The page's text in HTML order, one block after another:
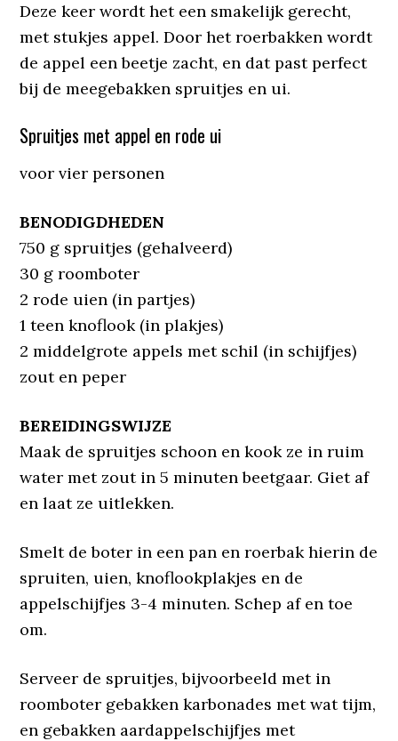
Deze keer wordt het een smakelijk gerecht,
met stukjes appel. Door het roerbakken wordt
de appel een beetje zacht, en dat past perfect
bij de meegebakken spruitjes en ui.
Spruitjes met appel en rode ui
voor vier personen
BENODIGDHEDEN
750 g spruitjes (gehalveerd)
30 g roomboter
2 rode uien (in partjes)
1 teen knoflook (in plakjes)
2 middelgrote appels met schil (in schijfjes)
zout en peper
BEREIDINGSWIJZE
Maak de spruitjes schoon en kook ze in ruim
water met zout in 5 minuten beetgaar. Giet af
en laat ze uitlekken.
Smelt de boter in een pan en roerbak hierin de
spruiten, uien, knoflookplakjes en de
appelschijfjes 3-4 minuten. Schep af en toe
om.
Serveer de spruitjes, bijvoorbeeld met in
roomboter gebakken karbonades met wat tijm,
en gebakken aardappelschijfjes met